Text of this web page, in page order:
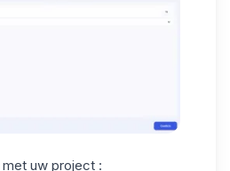
met uw project :